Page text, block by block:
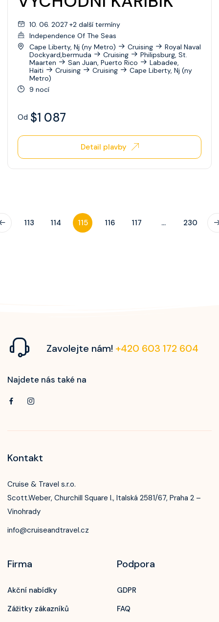
10. 06. 2027 +2 další termíny
Independence Of The Seas
Cape Liberty, Nj (ny Metro)
Cruising
Royal Naval
Dockyard,bermuda
Cruising
Philipsburg, St.
Maarten
San Juan, Puerto Rico
Labadee,
Haiti
Cruising Cruising
Cape Liberty, Nj (ny
Metro)
9 nocí
Od $1 087
Detail plavby
113 114 115 116 117 ... 230
Zavolejte nám! +420 603 172 604
Najdete nás také na
Kontakt
Cruise & Travel s.r.o.
Scott.Weber, Churchill Square I., Italská 2581/67, Praha 2 –
Vinohrady
info@cruiseandtravel.cz
Firma
Akční nabídky
Zážitky zákazníků
Podpora
GDPR
FAQ